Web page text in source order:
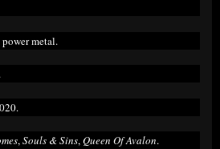
metal.
,Souls & Sins,Queen Of Avalon.